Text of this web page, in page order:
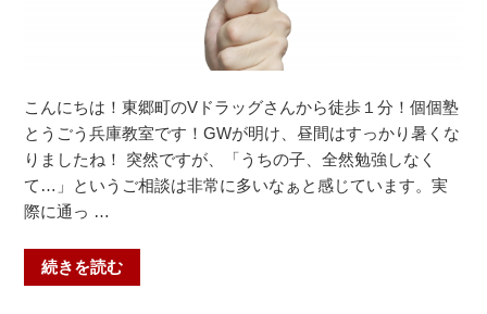
ス
ン
に
つ
い
て”
の
こんにちは！東郷町のVドラッグさんから徒歩１分！個個塾
とうごう兵庫教室です！GWが明け、昼間はすっかり暑くな
りましたね！ 突然ですが、「うちの子、全然勉強しなく
て…」というご相談は非常に多いなぁと感じています。実
際に通っ …
“や
る
続きを読む